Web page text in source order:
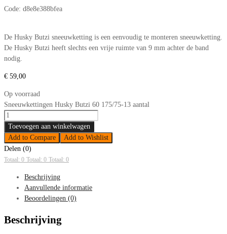
Code: d8e8e388bfea
De Husky Butzi sneeuwketting is een eenvoudig te monteren sneeuwketting.
De Husky Butzi heeft slechts een vrije ruimte van 9 mm achter de band
nodig.
€ 59,00
Op voorraad
Sneeuwkettingen Husky Butzi 60 175/75-13 aantal
Toevoegen aan winkelwagen
Add to Compare
Add to Wishlist
Delen (0)
Totaal: 0 Totaal: 0 Totaal: 0
Beschrijving
Aanvullende informatie
Beoordelingen (0)
Beschrijving